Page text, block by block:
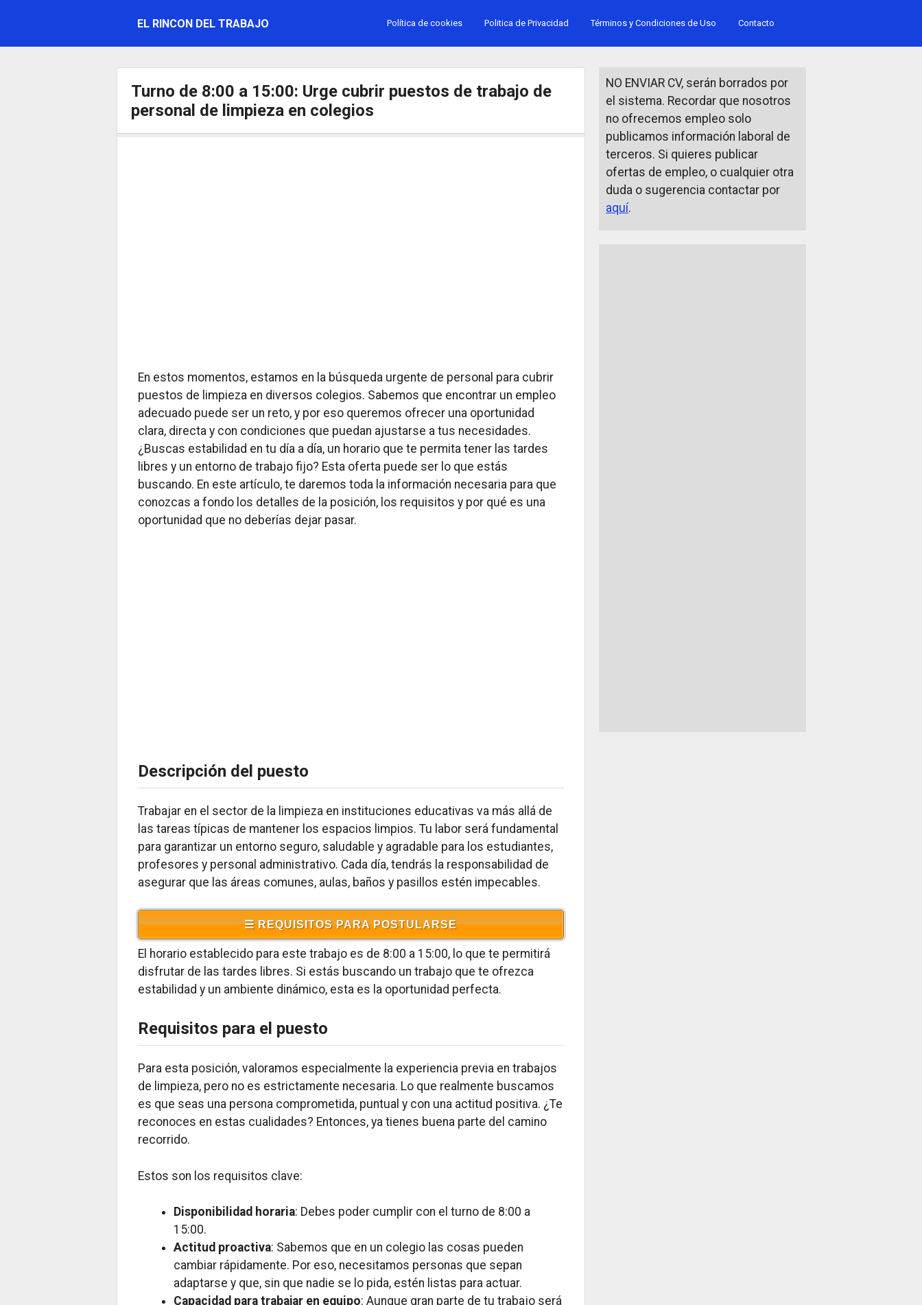
EL RINCON DEL TRABAJO Política de cookies Politica de Privacidad Términos y Condiciones de Uso Contacto
Turno de 8:00 a 15:00: Urge cubrir puestos de trabajo de
personal de limpieza en colegios
En estos momentos, estamos en la búsqueda urgente de personal para cubrir
puestos de limpieza en diversos colegios. Sabemos que encontrar un empleo
adecuado puede ser un reto, y por eso queremos ofrecer una oportunidad
clara, directa y con condiciones que puedan ajustarse a tus necesidades.
¿Buscas estabilidad en tu día a día, un horario que te permita tener las tardes
libres y un entorno de trabajo fijo? Esta oferta puede ser lo que estás
buscando. En este artículo, te daremos toda la información necesaria para que
conozcas a fondo los detalles de la posición, los requisitos y por qué es una
oportunidad que no deberías dejar pasar.
Descripción del puesto
Trabajar en el sector de la limpieza en instituciones educativas va más allá de
las tareas típicas de mantener los espacios limpios. Tu labor será fundamental
para garantizar un entorno seguro, saludable y agradable para los estudiantes,
profesores y personal administrativo. Cada día, tendrás la responsabilidad de
asegurar que las áreas comunes, aulas, baños y pasillos estén impecables.
☰ REQUISITOS PARA POSTULARSE
El horario establecido para este trabajo es de 8:00 a 15:00, lo que te permitirá
disfrutar de las tardes libres. Si estás buscando un trabajo que te ofrezca
estabilidad y un ambiente dinámico, esta es la oportunidad perfecta.
Requisitos para el puesto
Para esta posición, valoramos especialmente la experiencia previa en trabajos
de limpieza, pero no es estrictamente necesaria. Lo que realmente buscamos
es que seas una persona comprometida, puntual y con una actitud positiva. ¿Te
reconoces en estas cualidades? Entonces, ya tienes buena parte del camino
recorrido.
Estos son los requisitos clave:
Disponibilidad horaria: Debes poder cumplir con el turno de 8:00 a
15:00.
Actitud proactiva: Sabemos que en un colegio las cosas pueden
cambiar rápidamente. Por eso, necesitamos personas que sepan
adaptarse y que, sin que nadie se lo pida, estén listas para actuar.
Capacidad para trabajar en equipo: Aunque gran parte de tu trabajo será
NO ENVIAR CV, serán borrados por
el sistema. Recordar que nosotros
no ofrecemos empleo solo
publicamos información laboral de
terceros. Si quieres publicar
ofertas de empleo, o cualquier otra
duda o sugerencia contactar por
aquí.